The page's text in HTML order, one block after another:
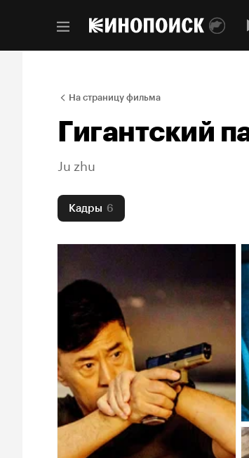
На страницу фильма
Гигантский
Ju zhu
Кадры 6